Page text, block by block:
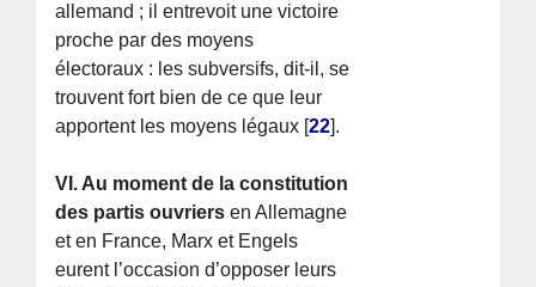
allemand ; il entrevoit une victoire
proche par des moyens
électoraux : les subversifs, dit-il, se
trouvent fort bien de ce que leur
apportent les moyens légaux [22].
VI. Au moment de la constitution
des partis ouvriers en Allemagne
et en France, Marx et Engels
eurent l’occasion d’opposer leurs